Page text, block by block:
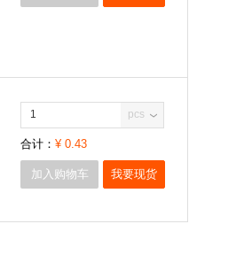
pcs
合计： ¥ 0.43
加入购物车 我要现货